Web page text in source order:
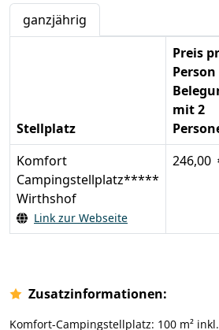
ganzjährig
Stellplatz
Preis
Person
mit 2
Komfort
Campingstellplatz*****
Wirthshof
Link zur Webseite
246,00
Zusatzinformationen:
Komfort-Campingstellplatz: 100 m²